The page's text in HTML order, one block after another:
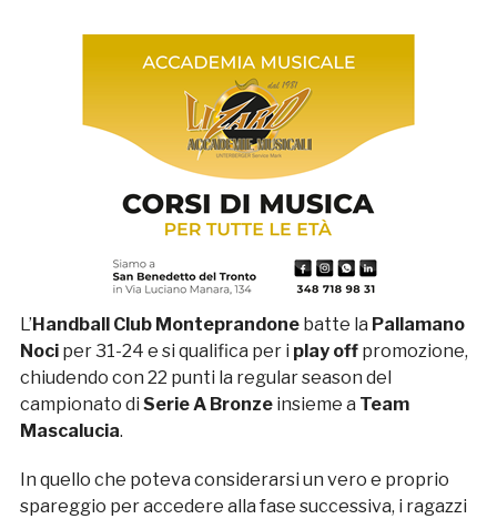
L’ Handball Club Monteprandonebatte la Pallamano
Nociper 31-24 e si qualifica per i play offpromozione,
chiudendo con 22 punti la regular season del
campionato di Serie A Bronzeinsieme a Team
Mascalucia.
In quello che poteva considerarsi un vero e proprio
spareggio per accedere alla fase successiva, i ragazzi